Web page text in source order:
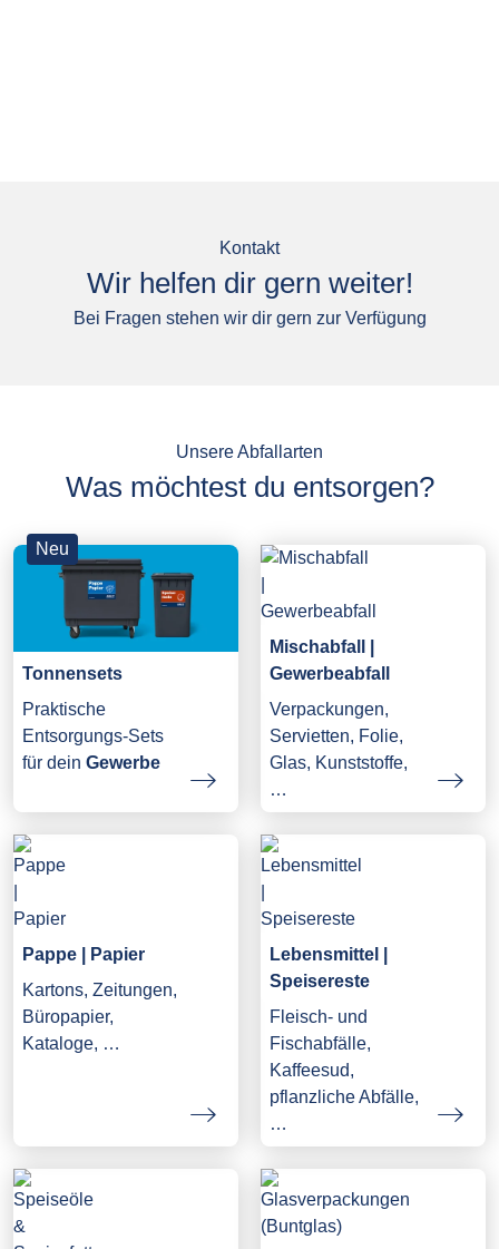
Kontakt
Wir helfen dir gern weiter!
Bei Fragen stehen wir dir gern zur Verfügung
Unsere Abfallarten
Was möchtest du entsorgen?
Neu
Tonnensets
Praktische
Entsorgungs-Sets
für dein Gewerbe
Mischabfall |
Gewerbeabfall
Verpackungen,
Servietten, Folie,
Glas, Kunststoffe,
…
Pappe | Papier
Kartons, Zeitungen,
Büropapier,
Kataloge, …
Lebensmittel |
Speisereste
Fleisch- und
Fischabfälle,
Kaffeesud,
pflanzliche Abfälle,
…